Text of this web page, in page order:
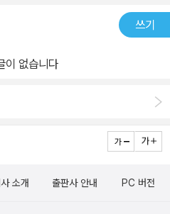
쓰기
이 없습니다
소개 출판사 안내 PC 버전